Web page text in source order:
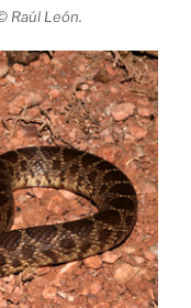
Raúl León.